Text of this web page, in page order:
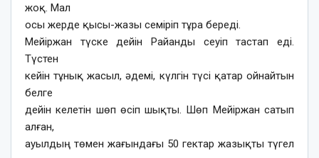
жоқ. Мал
осы жерде қысы-жазы семіріп тұра береді.
Мейіржан түске дейін Райанды сеуіп тастап еді.
Түстен
кейін тұнық жасыл, әдемі, күлгін түсі қатар ойнайтын
белге
дейін келетін шөп өсіп шықты. Шөп Мейіржан сатып
алған,
ауылдың төмен жағындағы 50 гектар жазықты түгел